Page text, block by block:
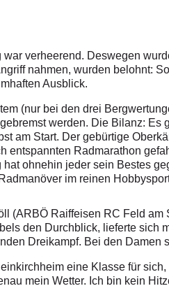
verheerend. Deswegen
nahmen, wurden belohnt:
Ausblick.
(nur bei den drei
werden. Die Bilanz:
am Start. Der gebürtige
entspannten Radmarathon
ohnehin jeder sein Bestes
im reinen
(ARBÖ Raiffeisen RC Feld
den Durchblick, lieferte sich
Dreikampf. Bei den Damen
eine Klasse für
mein Wetter. Ich bin kein